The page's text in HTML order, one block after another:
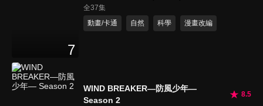
7
全37集
動畫/卡通
自然 科學 漫畫改編
WIND BREAKER—防風少年—
Season 2
8.5